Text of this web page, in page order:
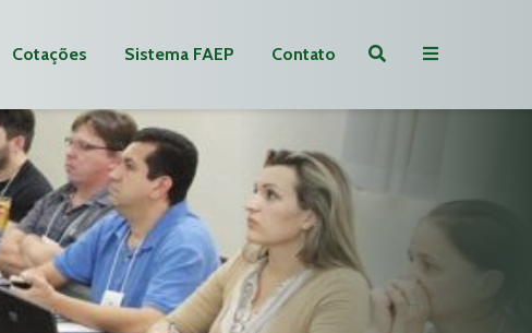
Cotações Sistema FAEP Contato